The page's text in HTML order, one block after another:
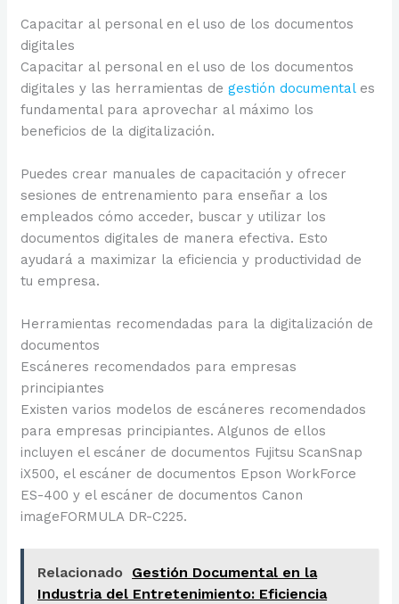
Capacitar al personal en el uso de los documentos
digitales
Capacitar al personal en el uso de los documentos
digitales y las herramientas degestión documentales
fundamental para aprovechar al máximo los
beneficios de la digitalización.
Puedes crear manuales de capacitación y ofrecer
sesiones de entrenamiento para enseñar a los
empleados cómo acceder, buscar y utilizar los
documentos digitales de manera efectiva. Esto
ayudará a maximizar la eficiencia y productividad de
tu empresa.
Herramientas recomendadas para la digitalización de
documentos
Escáneres recomendados para empresas
principiantes
Existen varios modelos de escáneres recomendados
para empresas principiantes. Algunos de ellos
incluyen el escáner de documentos Fujitsu ScanSnap
iX500, el escáner de documentos Epson WorkForce
ES-400 y el escáner de documentos Canon
imageFORMULA DR-C225.
Relacionado
Gestión Documental en la
Industria del Entretenimiento: Eficiencia